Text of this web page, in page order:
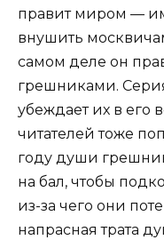
правит миром —
внушить
самом деле он
грешниками.
убеждает их в его
читателей тоже
году души
на бал, чтобы
из-за чего они
напрасная трата